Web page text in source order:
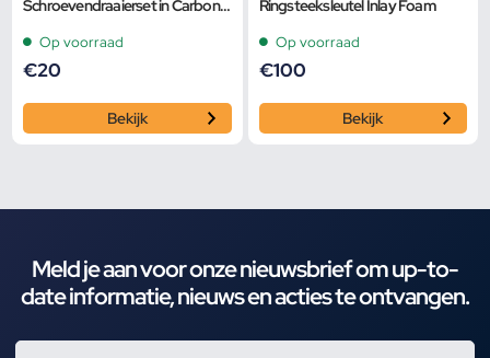
Schroevendraaierset in Carbon
Gereedschapswagen
Op voorraad
€20
Bekijk
Ringsteeksleutel Inlay Foam
Op voorraad
€100
Bekijk
Meld je aan voor onze nieuwsbrief om up-to-
date informatie, nieuws en acties te ontvangen.